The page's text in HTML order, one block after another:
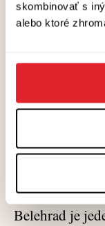
skombinovať s
alebo ktoré
***
nevychádzali
môžu
srdcové
Belehrad je